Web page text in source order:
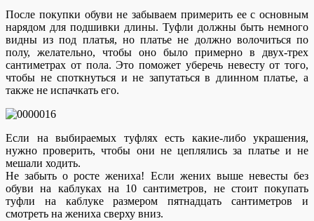
После покупки обуви не забываем примерить ее с основным
нарядом для подшивки длины. Туфли должны быть немного
видны из под платья, но платье не должно волочиться по
полу, желательно, чтобы оно было примерно в двух-трех
сантиметрах от пола. Это поможет уберечь невесту от того,
чтобы не споткнуться и не запутаться в длинном платье, а
также не испачкать его.
Если на выбираемых туфлях есть какие-либо украшения,
нужно проверить, чтобы они не цеплялись за платье и не
мешали ходить.
Не забыть о росте жениха! Если жених выше невесты без
обуви на каблуках на 10 сантиметров, не стоит покупать
туфли на каблуке размером пятнадцать сантиметров и
смотреть на жениха сверху вниз.